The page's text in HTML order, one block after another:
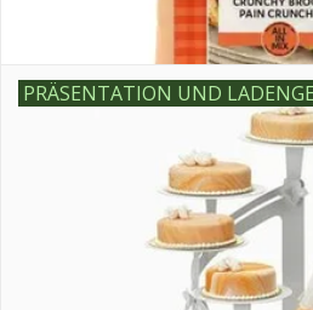
PRÄSENTATION UND